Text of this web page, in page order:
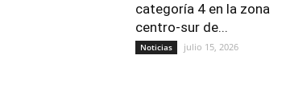
categoría 4 en la zona
centro-sur de...
Noticias julio 15, 2026